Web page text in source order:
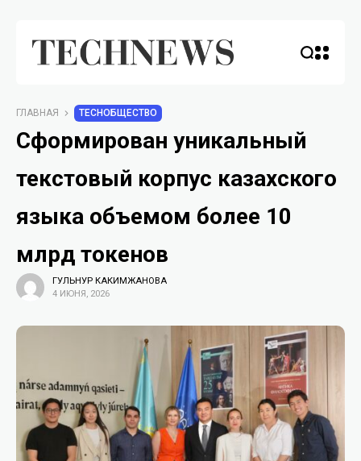
ГЛАВНАЯ TECHОБЩЕСТВО
Сформирован уникальный
текстовый корпус казахского
языка объемом более 10
млрд токенов
ГУЛЬНУР КАКИМЖАНОВА
4 ИЮНЯ, 2026